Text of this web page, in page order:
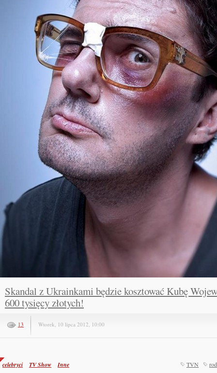
Skandal z Ukrainkami będzie kosztować Kubę
600 tysięcy złotych!
13 Wtorek, 10 lipca 2012, 10:00
celebryci TV Show Inne TVN